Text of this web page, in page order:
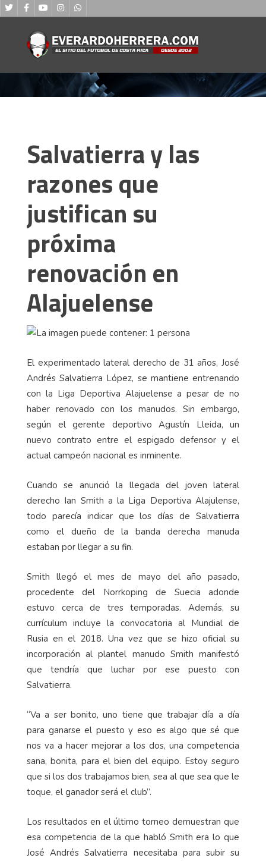
Salvatierra y las
razones que
justifican su
próxima
renovación en
Alajuelense
El experimentado lateral derecho de 31 años, José
Andrés Salvatierra López, se mantiene entrenando
con la Liga Deportiva Alajuelense a pesar de no
haber renovado con los manudos. Sin embargo,
según el gerente deportivo Agustín Lleida, un
nuevo contrato entre el espigado defensor y el
actual campeón nacional es inminente.
Cuando se anunció la llegada del joven lateral
derecho Ian Smith a la Liga Deportiva Alajulense,
todo parecía indicar que los días de Salvatierra
como el dueño de la banda derecha manuda
estaban por llegar a su fin.
Smith llegó el mes de mayo del año pasado,
procedente del Norrkoping de Suecia adonde
estuvo cerca de tres temporadas. Además, su
currículum incluye la convocatoria al Mundial de
Rusia en el 2018. Una vez que se hizo oficial su
incorporación al plantel manudo Smith manifestó
que tendría que luchar por ese puesto con
Salvatierra.
“Va a ser bonito, uno tiene que trabajar día a día
para ganarse el puesto y eso es algo que sé que
nos va a hacer mejorar a los dos, una competencia
sana, bonita, para el bien del equipo. Estoy seguro
que si los dos trabajamos bien, sea al que sea que le
toque, el ganador será el club”.
Los resultados en el último torneo demuestran que
esa competencia de la que habló Smith era lo que
José Andrés Salvatierra necesitaba para subir su